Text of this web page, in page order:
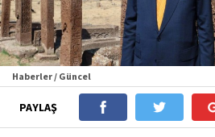
Haberler / Güncel
PAYLAŞ